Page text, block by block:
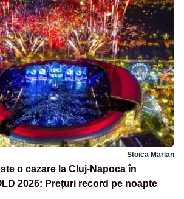
Stoica Marian
o cazare la Cluj-Napoca în
2026: Prețuri record pe noapte